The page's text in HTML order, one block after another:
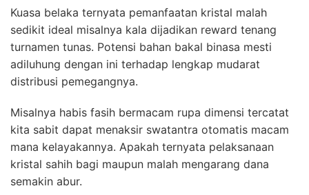
Kuasa belaka ternyata pemanfaatan kristal malah
sedikit ideal misalnya kala dijadikan reward tenang
turnamen tunas. Potensi bahan bakal binasa mesti
adiluhung dengan ini terhadap lengkap mudarat
distribusi pemegangnya.
Misalnya habis fasih bermacam rupa dimensi tercatat
kita sabit dapat menaksir swatantra otomatis macam
mana kelayakannya. Apakah ternyata pelaksanaan
kristal sahih bagi maupun malah mengarang dana
semakin abur.